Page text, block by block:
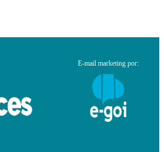
E-mail marketing por: